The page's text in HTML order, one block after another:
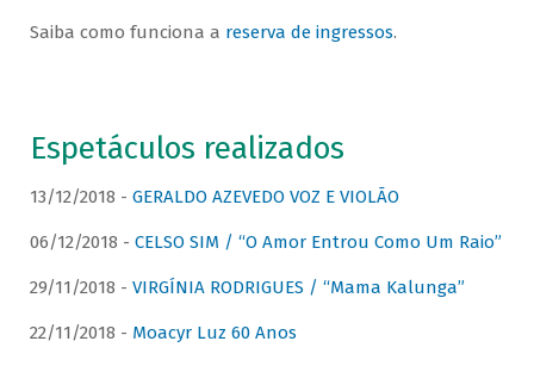
Saiba como funciona a reserva de ingressos.
Espetáculos realizados
13/12/2018 - GERALDO AZEVEDO VOZ E VIOLÃO
06/12/2018 - CELSO SIM / “O Amor Entrou Como Um Raio”
29/11/2018 - VIRGÍNIA RODRIGUES / “Mama Kalunga”
22/11/2018 - Moacyr Luz 60 Anos